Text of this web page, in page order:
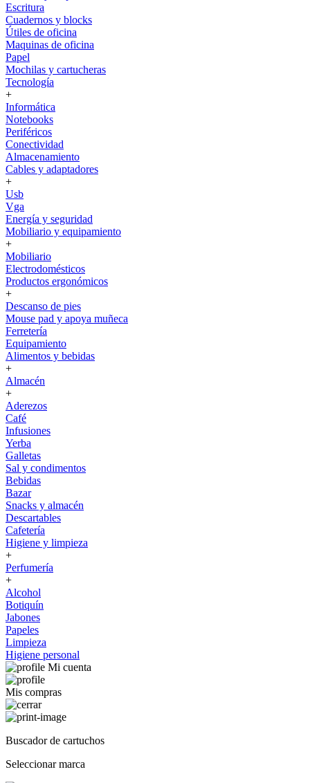
Escritura
Cuadernos y blocks
Útiles de oficina
Maquinas de oficina
Papel
Mochilas y cartucheras
Tecnología
+
Informática
Notebooks
Periféricos
Conectividad
Almacenamiento
Cables y adaptadores
+
Usb
Vga
Energía y seguridad
Mobiliario y equipamiento
+
Mobiliario
Electrodomésticos
Productos ergonómicos
+
Descanso de pies
Mouse pad y apoya muñeca
Ferretería
Equipamiento
Alimentos y bebidas
+
Almacén
+
Aderezos
Café
Infusiones
Yerba
Galletas
Sal y condimentos
Bebidas
Bazar
Snacks y almacén
Descartables
Cafetería
Higiene y limpieza
+
Perfumería
+
Alcohol
Botiquín
Jabones
Papeles
Limpieza
Higiene personal
Mi cuenta
Mis compras
Buscador de cartuchos
Seleccionar marca